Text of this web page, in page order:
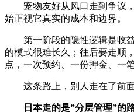
宠物友好从风口走到争议
始正视它真实的成本和边界。
第一阶段的隐性逻辑是收
的模式很难长久；往后要走顺
点，一次预约、一份押金、一
这条路上，别人走在了前面
日本走的是”分层管理”的